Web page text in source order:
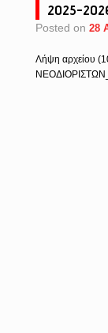
2025-
Posted on 28
Λήψη αρχείου